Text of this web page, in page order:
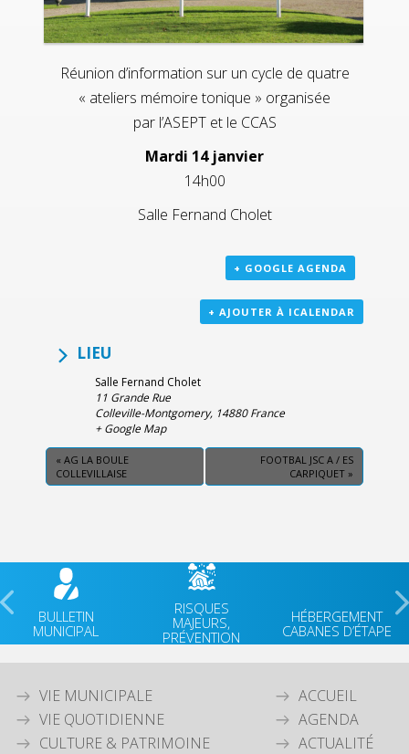
Réunion d’information sur un cycle de quatre
« ateliers mémoire tonique » organisée
par l’ASEPT et le CCAS
Mardi 14 janvier
14h00
Salle Fernand Cholet
+ GOOGLE AGENDA
+ AJOUTER À ICALENDAR
LIEU
Salle Fernand Cholet
11 Grande Rue
Colleville-Montgomery, 14880 France
+ Google Map
« AG LA BOULE
COLLEVILLAISE
FOOTBAL JSC A / ES
CARPIQUET »
BULLETIN
MUNICIPAL
RISQUES
MAJEURS,
PRÉVENTION
HÉBERGEMENT
CABANES D’ÉTAPE
VIE MUNICIPALE
VIE QUOTIDIENNE
CULTURE & PATRIMOINE
ACCUEIL
AGENDA
ACTUALITÉ